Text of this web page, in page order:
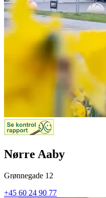
Nørre Aaby
Grønnegade 12
+45 60 24 90 77